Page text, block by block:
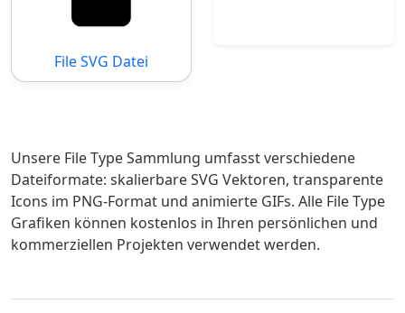
File SVG Datei
Unsere File Type Sammlung umfasst verschiedene
Dateiformate: skalierbare SVG Vektoren, transparente
Icons im PNG-Format und animierte GIFs. Alle File Type
Grafiken können kostenlos in Ihren persönlichen und
kommerziellen Projekten verwendet werden.